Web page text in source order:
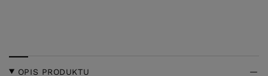
OPIS PRODUKTU